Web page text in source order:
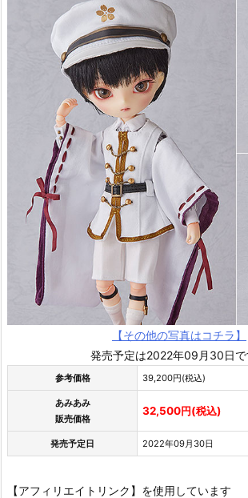
【その他の写真はコチラ】
発売予定は2022年09月30日で
参考価格 39,200円(税込)
あみあみ
販売価格
32,500円(税込)
発売予定日 2022年09月30日
【アフィリエイトリンク】を使用しています